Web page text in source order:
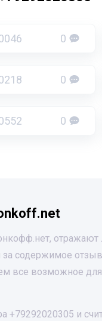
0
0
0
отражают
за содержимое
все возможное для
и